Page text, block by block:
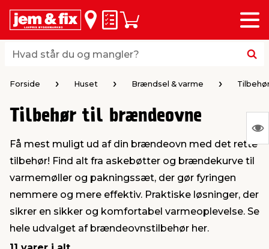
Hvad står du og mangler?
Hvad står du og mangler?
Huskeseddel
Indkøbskurv
Menu
loft & vægge
vinduer
brædder
& varme
& ophæng
& opbevaring
& armatur
& ventilation
Home
& kemikalier
& fugemasse
af værktøj
maskiner
Forside Huset Brændsel & varme
Tilbehør til brændeovne
Få mest muligt ud af din brændeovn med det rette
tilbehør! Find alt fra askebøtter og brændekurve til
varmemøller og pakningssæt, der gør fyringen
nemmere og mere effektiv. Praktiske løsninger, der
sikrer en sikker og komfortabel varmeoplevelse. Se
hele udvalget af brændeovnstilbehør her.